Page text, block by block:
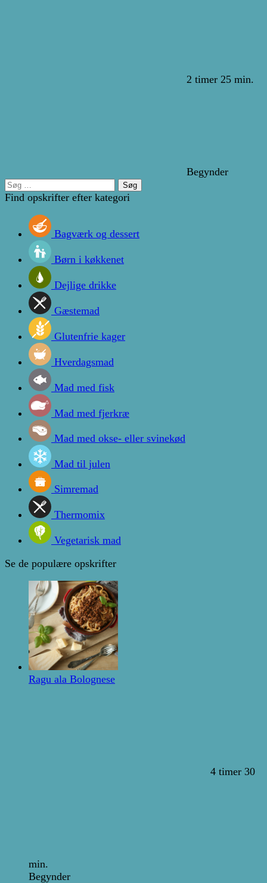
2 timer 25 min.
Begynder
Søg
efter:
Find opskrifter efter kategori
Bagværk og dessert
Børn i køkkenet
Dejlige drikke
Gæstemad
Glutenfrie kager
Hverdagsmad
Mad med fisk
Mad med fjerkræ
Mad med okse- eller svinekød
Mad til julen
Simremad
Thermomix
Vegetarisk mad
Se de populære opskrifter
Ragu ala Bolognese
4 timer 30
min.
Begynder